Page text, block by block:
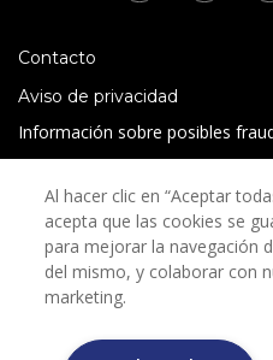
Contacto
Aviso de privacidad
Información sobre posibles
Términos y condiciones
Al hacer clic en “Aceptar
acepta que las cookies se
para mejorar la navegación
del mismo, y colaborar con
marketing.